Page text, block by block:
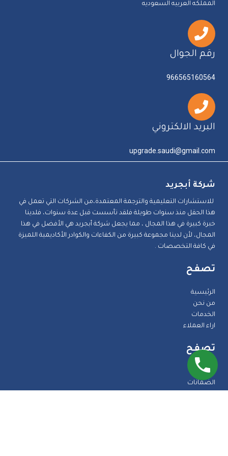
المملكه العربيه السعوديه
رقم الجوال
966565160564
البريد الالكتروني
upgrade.saudi@gmail.com
شركة أبجريد
للاستشارات التعليمية والترجمة المعتمدة،من الشركات التي تعمل في
هذا الحقل منذ سنوات طويلة فلقد تأسست قبل عدة سنوات، فلدينا
خبرة كبيرة في هذا المجال ، مما يجعل شركة أبجريد هي الأفضل في هذا
المجال، لأن لدينا مجموعة كبيرة من الكفاءات والكوادر الأكاديمية اللميزة
في كافة التخصصات .
تصفح
الرئيسية
من نحن
الخدمات
اراء العملاء
تصفح
المدونة
الضمانات